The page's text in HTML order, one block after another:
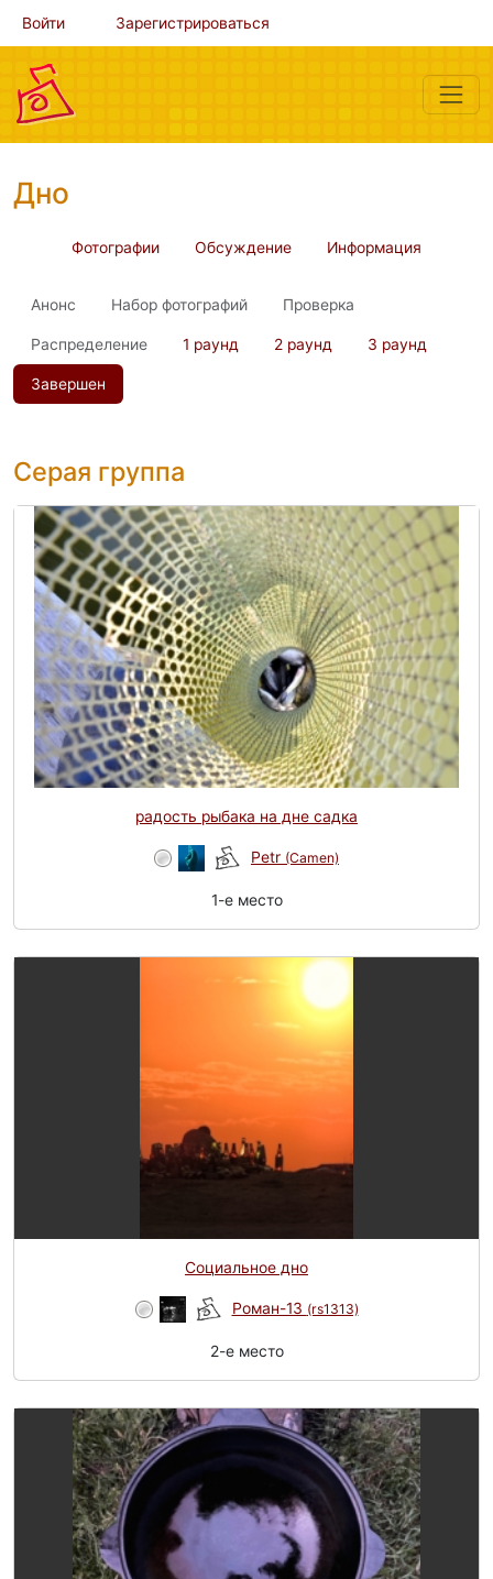
Войти Зарегистрироваться
Дно
Фотографии Обсуждение Информация
Анонс Набор фотографий Проверка
Распределение 1 раунд 2 раунд 3 раунд
Завершен
Серая группа
радость рыбака на дне садка
Petr (Camen)
1-e место
Социальное дно
Роман-13 (rs1313)
2-e место